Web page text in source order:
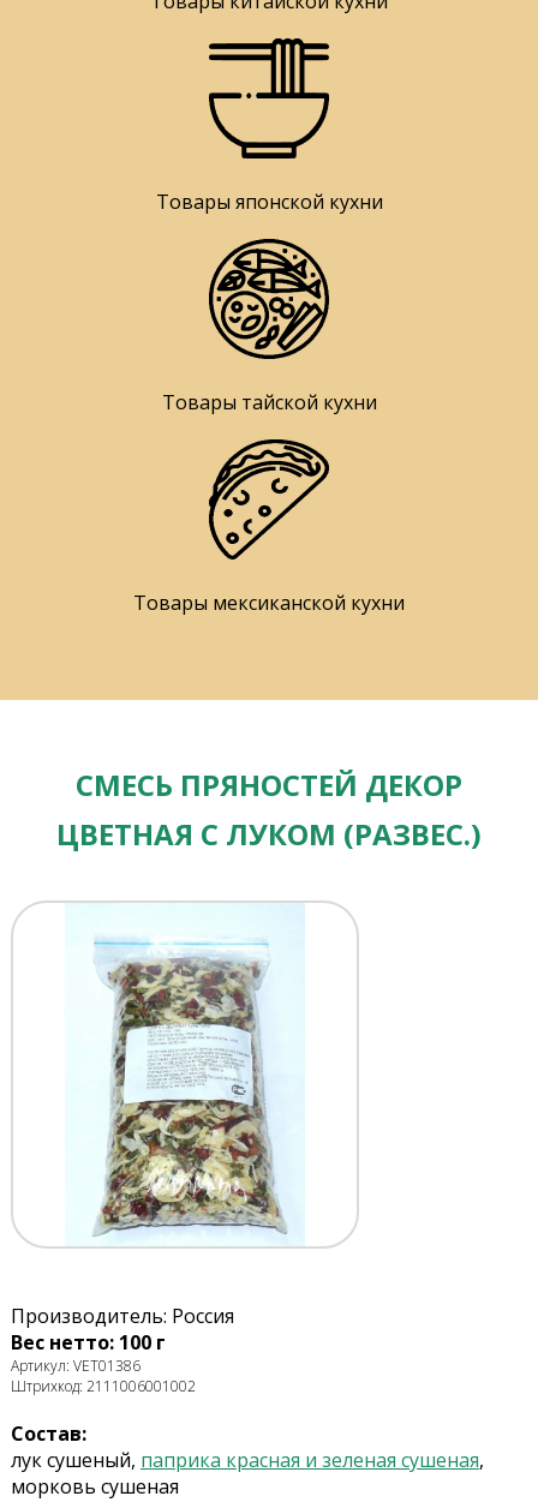
Товары японской кухни
Товары тайской кухни
Товары мексиканской кухни
СМЕСЬ ПРЯНОСТЕЙ ДЕКОР
ЦВЕТНАЯ С ЛУКОМ (РАЗВЕС.)
Производитель: Россия
Вес нетто: 100 г
Артикул: VET01386
Штрихкод: 2111006001002
Состав:
лук сушеный, паприка красная и зеленая сушеная,
морковь сушеная